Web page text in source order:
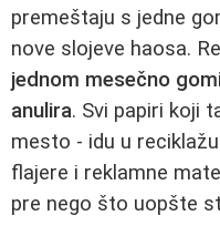
premeštaju s jedne
nove slojeve haosa.
jednom mesečno
anulira. Svi papiri koji
mesto - idu u
flajere i reklamne
pre nego što uopšte